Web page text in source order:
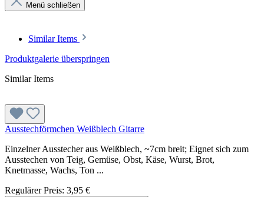
Menü schließen
Similar Items
Produktgalerie überspringen
Similar Items
Ausstechförmchen Weißblech Gitarre
Einzelner Ausstecher aus Weißblech, ~7cm breit; Eignet sich zum
Ausstechen von Teig, Gemüse, Obst, Käse, Wurst, Brot,
Knetmasse, Wachs, Ton ...
Regulärer Preis: 3,95 €